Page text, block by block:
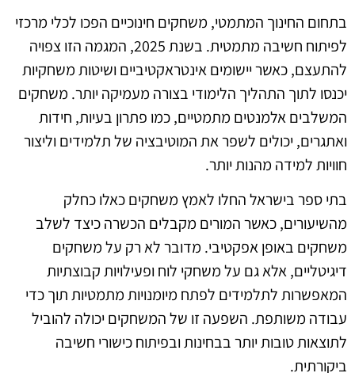
בתחום החינוך המתמטי, משחקים חינוכיים הפכו לכלי מרכזי
לפיתוח חשיבה מתמטית. בשנת 2025, המגמה הזו צפויה
להתעצם, כאשר יישומים אינטראקטיביים ושיטות משחקיות
יכנסו לתוך התהליך הלימודי בצורה מעמיקה יותר. משחקים
המשלבים אלמנטים מתמטיים, כמו פתרון בעיות, חידות
ואתגרים, יכולים לשפר את המוטיבציה של תלמידים וליצור
חוויות למידה מהנות יותר.
בתי ספר בישראל החלו לאמץ משחקים כאלו כחלק
מהשיעורים, כאשר המורים מקבלים הכשרה כיצד לשלב
משחקים באופן אפקטיבי. מדובר לא רק על משחקים
דיגיטליים, אלא גם על משחקי לוח ופעילויות קבוצתיות
המאפשרות לתלמידים לפתח מיומנויות מתמטיות תוך כדי
עבודה משותפת. השפעה זו של המשחקים יכולה להוביל
לתוצאות טובות יותר בבחינות ובפיתוח כישורי חשיבה
ביקורתית.